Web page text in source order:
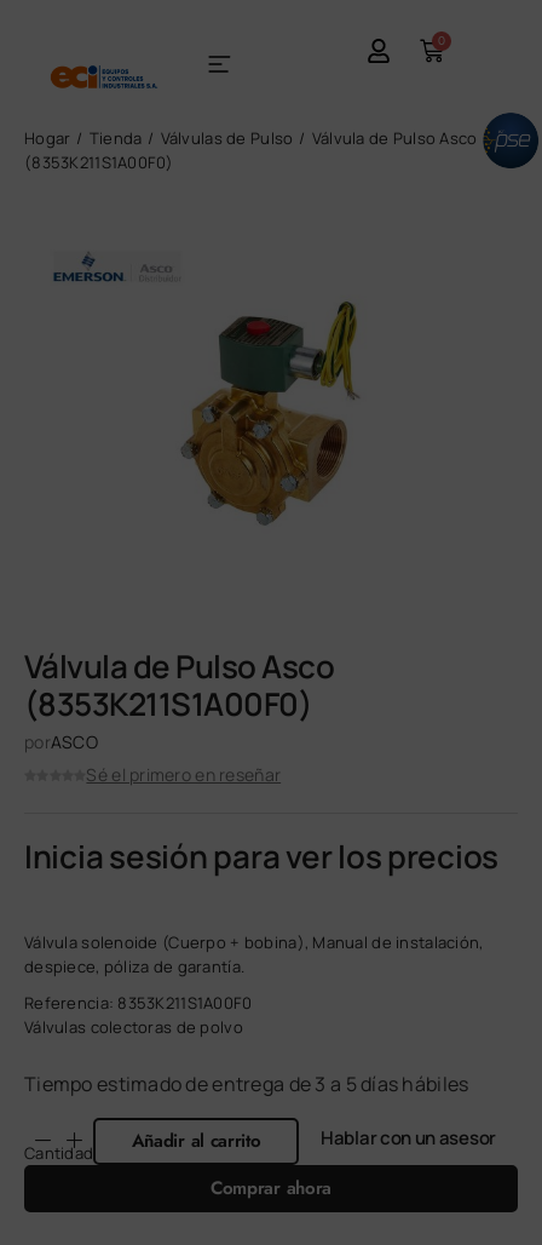
0
Hogar Tienda Válvulas de Pulso
Válvula de Pulso Asco
(8353K211S1A00F0)
Válvula de Pulso Asco
(8353K211S1A00F0)
porASCO
Sé el primero en reseñar
Inicia sesión para ver los precios
Válvula solenoide (Cuerpo + bobina), Manual de instalación,
despiece, póliza de garantía.
Referencia: 8353K211S1A00F0
Válvulas colectoras de polvo
Tiempo estimado de entrega de 3 a 5 días hábiles
Cantidad Añadir al carrito Hablar con un asesor
Comprar ahora